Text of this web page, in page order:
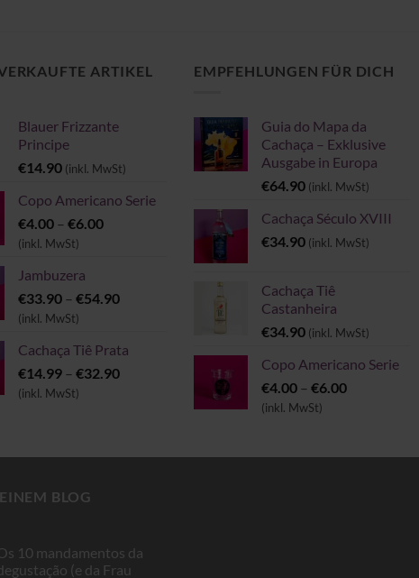
ARTIKEL
Blauer Frizzante
Principe
€14.90 (inkl. MwSt)
Copo Americano Serie
€4.00 – €6.00Preisspanne:
(inkl. MwSt)
Jambuzera
€33.90 – €54.90Preisspanne:
€54.90
(inkl. MwSt)
Cachaça Tiê Prata
€14.99 – €32.90Preisspanne:
(inkl. MwSt)
EMPFEHLUNGEN FÜR DICH
Guia do Mapa da
Cachaça – Exklusive
Ausgabe in Europa
€64.90 (inkl. MwSt)
Cachaça Século XVIII
€34.90 (inkl. MwSt)
Cachaça Tiê
Castanheira
€34.90 (inkl. MwSt)
Copo Americano Serie
€4.00 – €6.00Preisspanne:
(inkl. MwSt)
BLOG
10 mandamentos da
(e da Frau